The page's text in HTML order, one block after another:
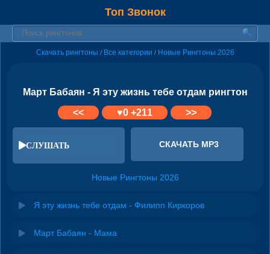
Топ Звонок
Скачать рингтоны / Все категории / Новые Рингтоны 2026
Март Бабаян - Я эту жизнь тебе отдам рингтон
<<
♥0+211 >>
СЛУШАТЬ СКАЧАТЬ MP3
Новые Рингтоны 2026
Я эту жизнь тебе отдам - Филипп Киркоров
Март Бабаян - Мама